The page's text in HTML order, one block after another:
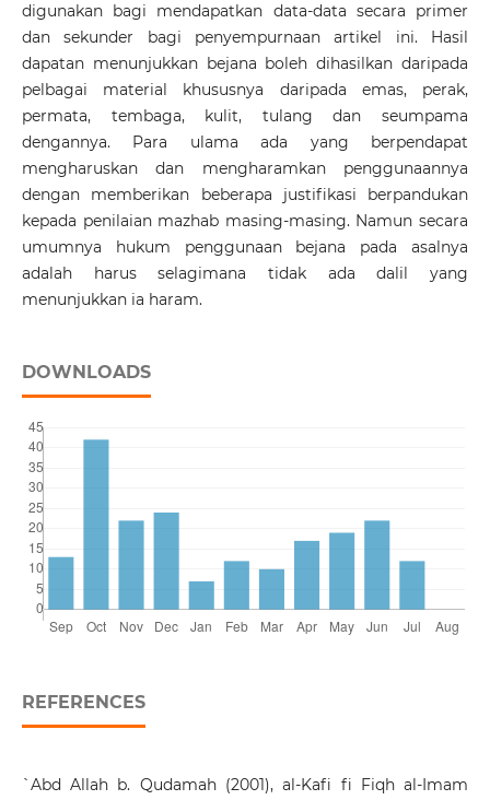
digunakan bagi mendapatkan data-data secara primer
dan sekunder bagi penyempurnaan artikel ini. Hasil
dapatan menunjukkan bejana boleh dihasilkan daripada
pelbagai material khususnya daripada emas, perak,
permata, tembaga, kulit, tulang dan seumpama
dengannya. Para ulama ada yang berpendapat
mengharuskan dan mengharamkan penggunaannya
dengan memberikan beberapa justifikasi berpandukan
kepada penilaian mazhab masing-masing. Namun secara
umumnya hukum penggunaan bejana pada asalnya
adalah harus selagimana tidak ada dalil yang
menunjukkan ia haram.
DOWNLOADS
REFERENCES
`Abd Allah b. Qudamah (2001), al-Kafi fi Fiqh al-Imam